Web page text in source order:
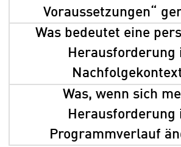
Voraussetzungen“
Was bedeutet eine
Herausforderung
Was, wenn sich
Herausforderung
Programmverlauf